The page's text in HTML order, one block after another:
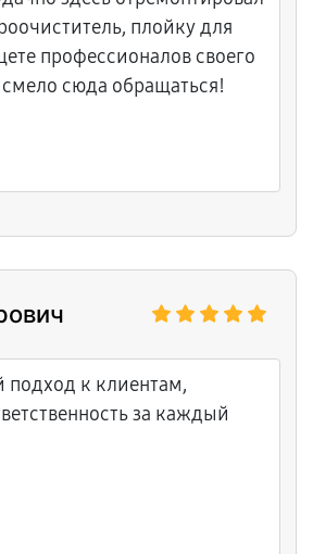
плойку для
профессионалов своего
сюда обращаться!
подход к клиентам,
за каждый